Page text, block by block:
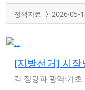
정책자료 2026-05-
각 정당과 광역·기